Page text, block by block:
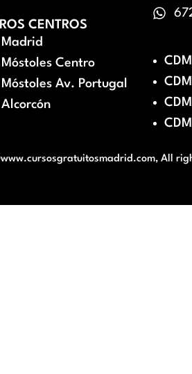
CENTROS
Móstoles Centro
Av. Portugal
All